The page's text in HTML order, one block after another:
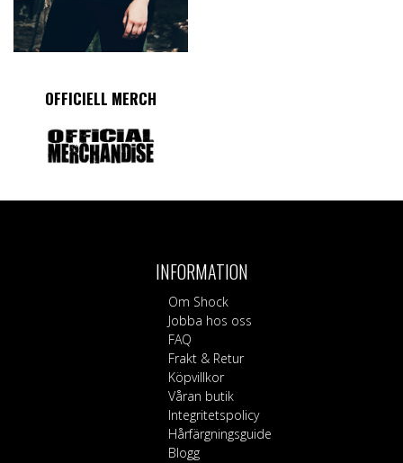
OFFICIELL MERCH
INFORMATION
Om Shock
Jobba hos oss
FAQ
Frakt & Retur
Köpvillkor
Våran butik
Integritetspolicy
Hårfärgningsguide
Blogg